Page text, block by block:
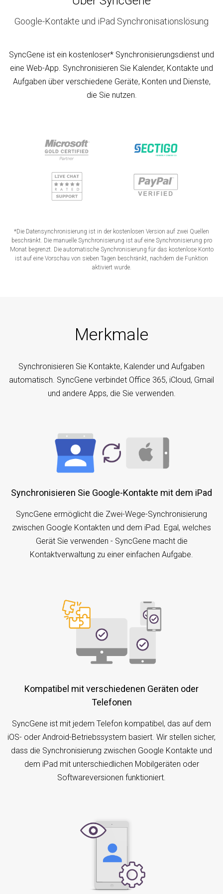
Google-Kontakte und iPad Synchronisationslösung
SyncGene ist ein kostenloser* Synchronisierungsdienst und
eine Web-App. Synchronisieren Sie Kalender, Kontakte und
Aufgaben über verschiedene Geräte, Konten und Dienste,
die Sie nutzen.
*Die Datensynchronisierung ist in der kostenlosen Version auf zwei Quellen
beschränkt. Die manuelle Synchronisierung ist auf eine Synchronisierung pro
Monat begrenzt. Die automatische Synchronisierung für das kostenlose Konto
ist auf eine Vorschau von sieben Tagen beschränkt, nachdem die Funktion
aktiviert wurde.
Merkmale
Synchronisieren Sie Kontakte, Kalender und Aufgaben
automatisch. SyncGene verbindet Office 365, iCloud, Gmail
und andere Apps, die Sie verwenden.
Synchronisieren Sie Google-Kontakte mit dem iPad
SyncGene ermöglicht die Zwei-Wege-Synchronisierung
zwischen Google Kontakten und dem iPad. Egal, welches
Gerät Sie verwenden - SyncGene macht die
Kontaktverwaltung zu einer einfachen Aufgabe.
Kompatibel mit verschiedenen Geräten oder
Telefonen
SyncGene ist mit jedem Telefon kompatibel, das auf dem
iOS- oder Android-Betriebssystem basiert. Wir stellen sicher,
dass die Synchronisierung zwischen Google Kontakte und
dem iPad mit unterschiedlichen Mobilgeräten oder
Softwareversionen funktioniert.